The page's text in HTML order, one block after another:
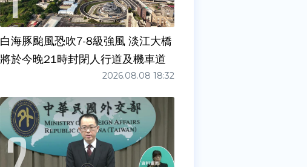
白海豚颱風恐吹7-8級強風 淡江大橋
將於今晚21時封閉人行道及機車道
2026.08.08 18:32